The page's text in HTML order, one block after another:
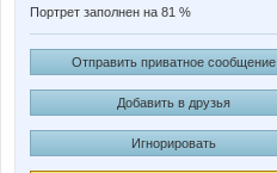
Портрет заполнен на 81 %
Отправить приватное сообщение
Добавить в друзья
Игнорировать